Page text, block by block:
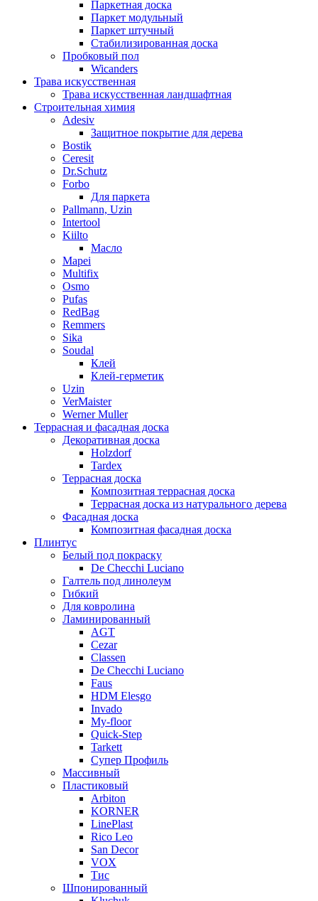
Паркетная доска
Паркет модульный
Паркет штучный
Стабилизированная доска
Пробковый пол
Wicanders
Трава искусственная
Трава искусственная ландшафтная
Строительная химия
Adesiv
Защитное покрытие для дерева
Bostik
Ceresit
Dr.Schutz
Forbo
Для паркета
Pallmann, Uzin
Intertool
Kiilto
Масло
Mapei
Multifix
Osmo
Pufas
RedBag
Remmers
Sika
Soudal
Клей
Клей-герметик
Uzin
VerMaister
Werner Muller
Террасная и фасадная доска
Декоративная доска
Holzdorf
Tardex
Террасная доска
Композитная террасная доска
Террасная доска из натурального дерева
Фасадная доска
Композитная фасадная доска
Плинтус
Белый под покраску
De Checchi Luciano
Галтель под линолеум
Гибкий
Для ковролина
Ламинированный
AGT
Cezar
Classen
De Checchi Luciano
Faus
HDM Elesgo
Invado
My-floor
Quick-Step
Tarkett
Супер Профиль
Массивный
Пластиковый
Arbiton
KORNER
LinePlast
Rico Leo
San Decor
VOX
Тис
Шпонированный